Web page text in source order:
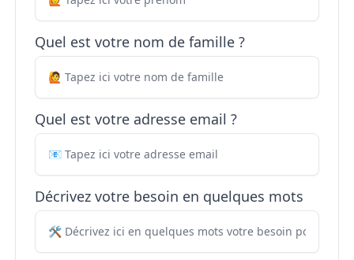
Quel est votre nom de famille ?
Quel est votre adresse email ?
Décrivez votre besoin en quelques mots